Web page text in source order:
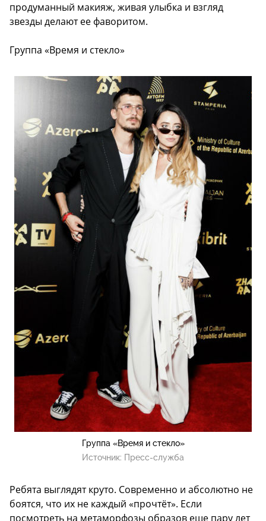
продуманный макияж, живая улыбка и взгляд
звезды делают ее фаворитом.
Группа «Время и стекло»
Группа «Время и стекло»
Источник: Пресс-служба
Ребята выглядят круто. Современно и абсолютно не
боятся, что их не каждый «прочтёт». Если
посмотреть на метаморфозы образов еще пару лет